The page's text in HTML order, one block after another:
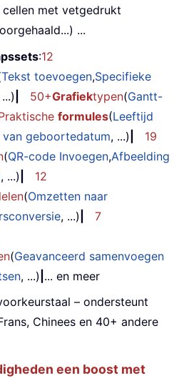
cellen met vetgedrukt
...
:12
Tekst toevoegen,Specifieke
50+Grafiektypen(Gantt-
formules(Leeftijd
geboortedatum, ...)
19
(QR-code Invoegen,Afbeelding
, ...)
12
(Omzetten naar
, ...)
7
(Geavanceerd samenvoegen
, ...) ... en meer
– ondersteunt
Chinees en 40+ andere
een boost met